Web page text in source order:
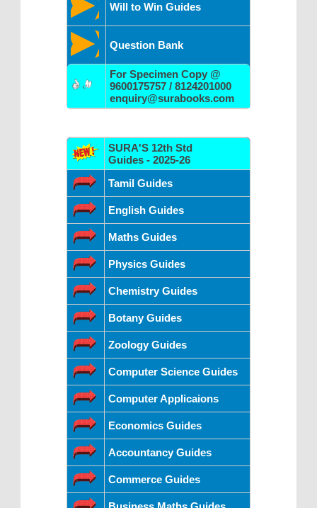
Will to Win Guides
Question Bank
For Specimen Copy @
9600175757 / 8124201000
enquiry@surabooks.com
SURA'S 12th Std
Guides - 2025-26
Tamil Guides
English Guides
Maths Guides
Physics Guides
Chemistry Guides
Botany Guides
Zoology Guides
Computer Science Guides
Computer Applicaions
Economics Guides
Accountancy Guides
Commerce Guides